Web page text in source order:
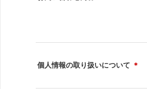
個人情報の取り扱いについて ＊